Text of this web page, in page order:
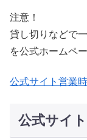
注意！
貸し切りなどで
を公式ホームペ
公式サイト営業
公式サイ